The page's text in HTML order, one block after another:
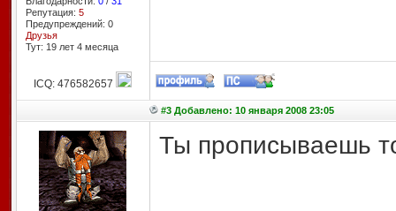
Репутация: 5
Предупреждений: 0
Друзья
Тут: 19 лет 4 месяцa
ICQ: 476582657
#3 Добавлено: 10 января 2008 23:05
Ты прописываешь